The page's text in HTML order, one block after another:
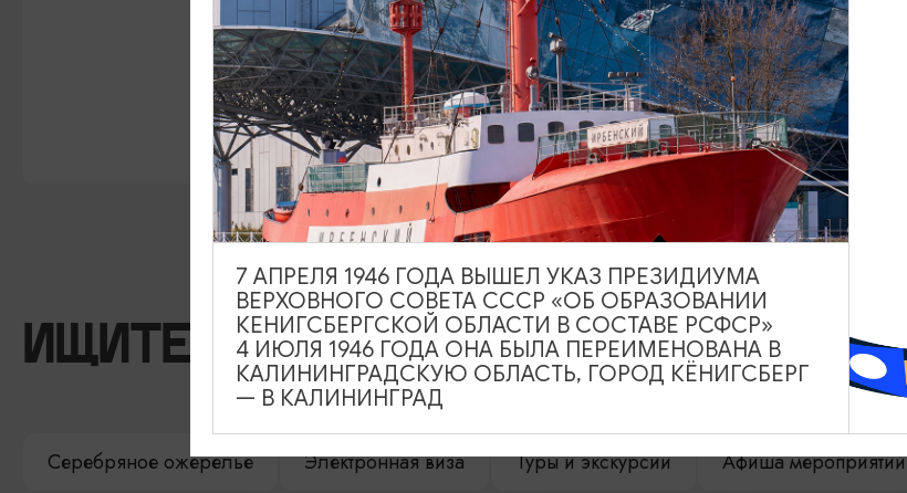
ИЩИТЕ ТАКЖЕ НА НАШЕМ САЙТЕ
Серебряное ожерелье Электронная виза Туры и экскурсии Афиша мероприятий
7 АПРЕЛЯ 1946 ГОДА ВЫШЕЛ УКАЗ ПРЕЗИДИУМА
ВЕРХОВНОГО СОВЕТА СССР «ОБ ОБРАЗОВАНИИ
КЕНИГСБЕРГСКОЙ ОБЛАСТИ В СОСТАВЕ РСФСР»
4 ИЮЛЯ 1946 ГОДА ОНА БЫЛА ПЕРЕИМЕНОВАНА В
КАЛИНИНГРАДСКУЮ ОБЛАСТЬ, ГОРОД КЁНИГСБЕРГ
— В КАЛИНИНГРАД